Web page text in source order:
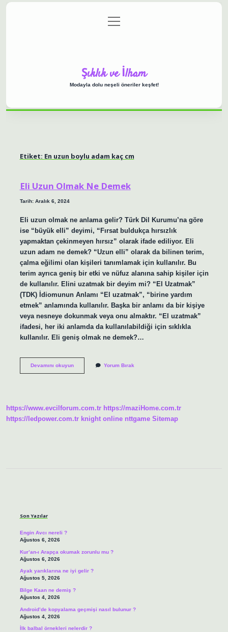
Gizlilik Politikası
menüyü
aç
Şıklık ve İlham
Modayla dolu neşeli öneriler keşfet!
Etiket: En uzun boylu adam kaç cm
Eli Uzun Olmak Ne Demek
Tarih: Aralık 6, 2024
Eli uzun olmak ne anlama gelir? Türk Dil Kurumu’na göre
ise “büyük elli” deyimi, “Fırsat buldukça hırsızlık
yapmaktan çekinmeyen hırsız” olarak ifade ediliyor. Eli
uzun adam ne demek? “Uzun elli” olarak da bilinen terim,
çalma eğilimi olan kişileri tanımlamak için kullanılır. Bu
terim ayrıca geniş bir etki ve nüfuz alanına sahip kişiler için
de kullanılır. Elini uzatmak bir deyim mi? “El Uzatmak”
(TDK) İdiomunun Anlamı “El uzatmak”, “birine yardım
etmek” anlamında kullanılır. Başka bir anlamı da bir kişiye
veya nesneye dokunmak veya onu almaktır. “El uzatmak”
ifadesi, her iki anlamda da kullanılabildiği için sıklıkla
kullanılır. Eli geniş olmak ne demek?…
Devamını okuyunEli
Yorum Bırak
https://www.evcilforum.com.tr https://maziHome.com.tr
https://ledpower.com.tr knight online nttgame Sitemap
Son Yazılar
Engin Avcı nereli ?
Ağustos 6, 2026
Kur’an-ı Arapça okumak zorunlu mu ?
Ağustos 6, 2026
Ayak yarıklarına ne iyi gelir ?
Ağustos 5, 2026
Bilge Kaan ne demiş ?
Ağustos 4, 2026
Android’de kopyalama geçmişi nasıl bulunur ?
Ağustos 4, 2026
İlk balbal örnekleri nelerdir ?